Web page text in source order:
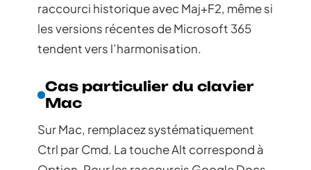
raccourci historique avec Maj+F2, même si
les versions récentes de Microsoft 365
tendent vers l’harmonisation.
Cas particulier du clavier
Mac
Sur Mac, remplacez systématiquement
Ctrl par Cmd. La touche Alt correspond à